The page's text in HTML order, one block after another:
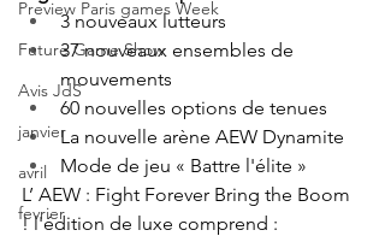
Preview Paris games Week
Future Game Show
Avis JdS
janvier
avril
fevrier
3 nouveaux lutteurs
37 nouveaux ensembles de
mouvements
60 nouvelles options de tenues
La nouvelle arène AEW Dynamite
Mode de jeu « Battre l'élite »
L’ AEW : Fight Forever Bring the Boom
! l'édition de luxe comprend :